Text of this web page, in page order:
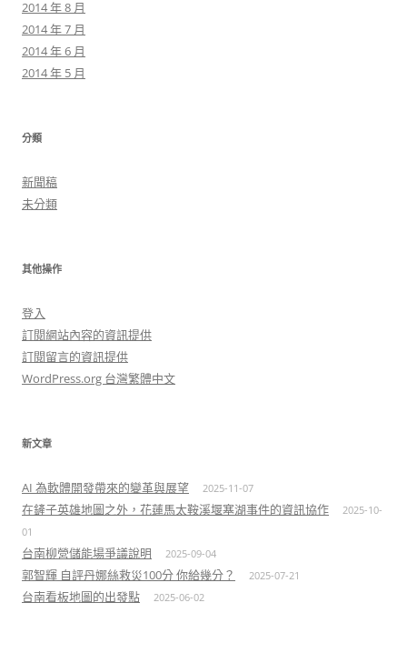
2014 年 8 月
2014 年 7 月
2014 年 6 月
2014 年 5 月
分類
新聞稿
未分類
其他操作
登入
訂閱網站內容的資訊提供
訂閱留言的資訊提供
WordPress.org 台灣繁體中文
新文章
AI 為軟體開發帶來的變革與展望 2025-11-07
在鏟子英雄地圖之外，花蓮馬太鞍溪堰塞湖事件的資訊協作
2025-10-
01
台南柳營儲能場爭議說明 2025-09-04
郭智輝 自評丹娜絲救災100分 你給幾分？ 2025-07-21
台南看板地圖的出發點 2025-06-02